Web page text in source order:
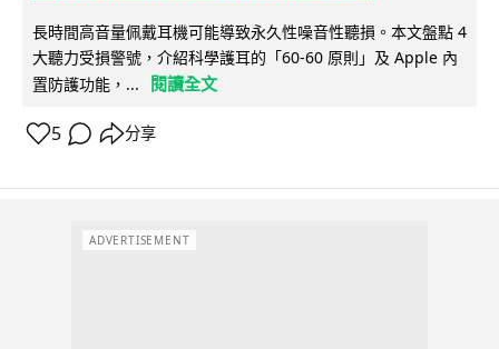
長時間高音量佩戴耳機可能導致永久性噪音性聽損。本文盤點 4
大聽力受損警號，介紹科學護耳的「60-60 原則」及 Apple 內
置防護功能，...
閱讀全文
5 分享
ADVERTISEMENT